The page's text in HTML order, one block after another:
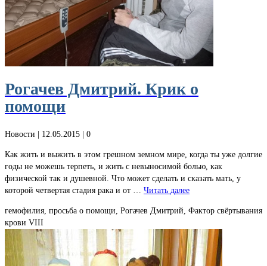
Рогачев Дмитрий. Крик о
помощи
Новости | 12.05.2015 | 0
Как жить и выжить в этом грешном земном мире, когда ты уже долгие
годы не можешь терпеть, и жить с невыносимой болью, как
физической так и душевной. Что может сделать и сказать мать, у
которой четвертая стадия рака и от … Читать далее
гемофилия, просьба о помощи, Рогачев Дмитрий, Фактор свёртывания
крови VIII